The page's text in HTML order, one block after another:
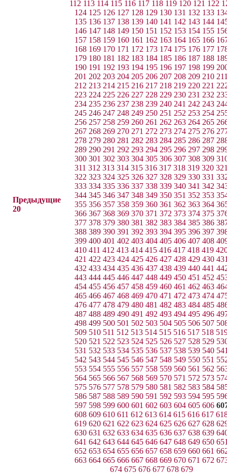
Предыдущие
20
112 113 114 115 116 117 118 119 120 121 122
124 125 126 127 128 129 130 131 132 133
135 136 137 138 139 140 141 142 143 144
146 147 148 149 150 151 152 153 154 155
157 158 159 160 161 162 163 164 165 166
168 169 170 171 172 173 174 175 176 177
179 180 181 182 183 184 185 186 187 188
190 191 192 193 194 195 196 197 198 199
201 202 203 204 205 206 207 208 209 210
212 213 214 215 216 217 218 219 220 221
223 224 225 226 227 228 229 230 231 232
234 235 236 237 238 239 240 241 242 243
245 246 247 248 249 250 251 252 253 254
256 257 258 259 260 261 262 263 264 265
267 268 269 270 271 272 273 274 275 276
278 279 280 281 282 283 284 285 286 287
289 290 291 292 293 294 295 296 297 298
300 301 302 303 304 305 306 307 308 309
311 312 313 314 315 316 317 318 319 320
322 323 324 325 326 327 328 329 330 331
333 334 335 336 337 338 339 340 341 342
344 345 346 347 348 349 350 351 352 353
355 356 357 358 359 360 361 362 363 364
366 367 368 369 370 371 372 373 374 375
377 378 379 380 381 382 383 384 385 386
388 389 390 391 392 393 394 395 396 397
399 400 401 402 403 404 405 406 407 408
410 411 412 413 414 415 416 417 418 419
421 422 423 424 425 426 427 428 429 430
432 433 434 435 436 437 438 439 440 441
443 444 445 446 447 448 449 450 451 452
454 455 456 457 458 459 460 461 462 463
465 466 467 468 469 470 471 472 473 474
476 477 478 479 480 481 482 483 484 485
487 488 489 490 491 492 493 494 495 496
498 499 500 501 502 503 504 505 506 507
509 510 511 512 513 514 515 516 517 518
520 521 522 523 524 525 526 527 528 529
531 532 533 534 535 536 537 538 539 540
542 543 544 545 546 547 548 549 550 551
553 554 555 556 557 558 559 560 561 562
564 565 566 567 568 569 570 571 572 573
575 576 577 578 579 580 581 582 583 584
586 587 588 589 590 591 592 593 594 595
597 598 599 600 601 602 603 604 605 606
608 609 610 611 612 613 614 615 616 617
619 620 621 622 623 624 625 626 627 628
630 631 632 633 634 635 636 637 638 639
641 642 643 644 645 646 647 648 649 650
652 653 654 655 656 657 658 659 660 661
663 664 665 666 667 668 669 670 671 672
674 675 676 677 678 679